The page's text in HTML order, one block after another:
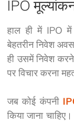
IPO
हाल ही में IPO
बेहतरीन निवेश
ही उसमें निवेश
पर विचार करना
जब कोई कंपनी
किया जाना